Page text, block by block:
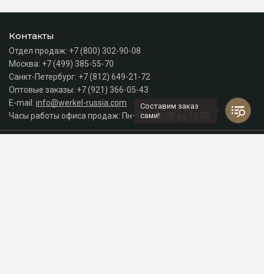
Контакты
Отдел продаж: +7 (800) 302-90-08
Москва: +7 (499) 385-55-70
Санкт-Петербург: +7 (812) 649-21-72
Оптовые заказы: +7 (921) 366-05-43
E-mail: info@werkel-russia.com
Часы работы офиса продаж: Пн–Пт с 10:00 до 18:00
Составим заказ
сами!